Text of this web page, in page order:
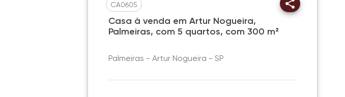
CA0605
Casa à venda em Artur Nogueira,
Palmeiras, com 5 quartos, com 300 m²
Palmeiras - Artur Nogueira - SP